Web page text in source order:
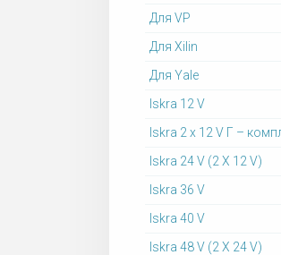
Для VP
Для Xilin
Для Yale
Iskra 12 V
Iskra 2 x 12 V Г –
Iskra 24 V (2 X 12 V)
Iskra 36 V
Iskra 40 V
Iskra 48 V (2 X 24 V)